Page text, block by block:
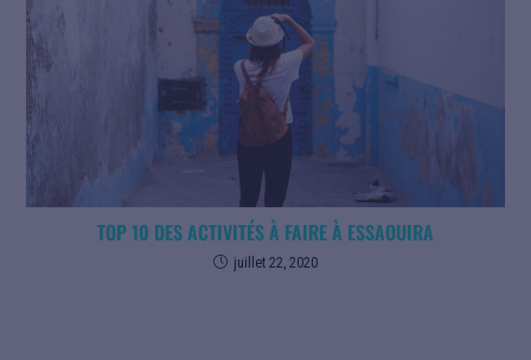
TOP 10 DES ACTIVITÉS À FAIRE À ESSAOUIRA
juillet 22, 2020